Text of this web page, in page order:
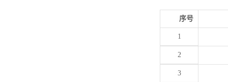
序号
1
2
3